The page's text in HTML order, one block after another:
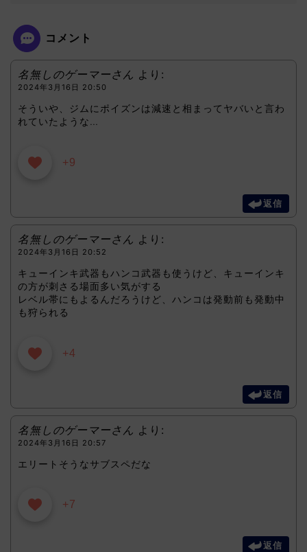
コメント
名無しのゲーマーさん より:
2024年3月16日 20:50
そういや、ジムにポイズンは減速と相まってヤバいと言わ
れていたような…
+9
返信
名無しのゲーマーさん より:
2024年3月16日 20:52
キューインキ武器もハンコ武器も使うけど、キューインキ
の方が刺さる場面多い気がする
レベル帯にもよるんだろうけど、ハンコは発動前も発動中
も狩られる
+4
返信
名無しのゲーマーさん より:
2024年3月16日 20:57
エリートそうなサブスペだな
+7
返信